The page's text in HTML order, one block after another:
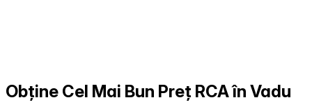
Obține Cel Mai Bun Preț RCA în Vadu